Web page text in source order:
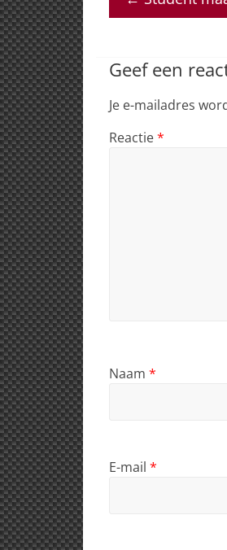
s
p
e
o
o
k
Geef een
Je e-mailadres
Reactie*
Naam *
E-mail *